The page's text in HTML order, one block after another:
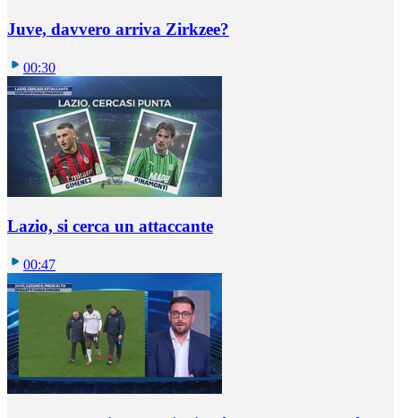
Juve, davvero arriva Zirkzee?
00:30
Lazio, si cerca un attaccante
00:47